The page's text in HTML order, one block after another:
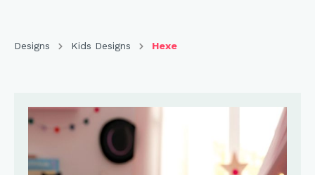
Designs Kids Designs Hexe